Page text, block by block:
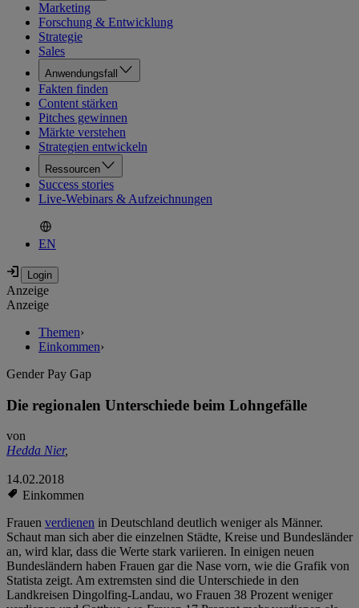
Marketing
Forschung & Entwicklung
Strategie
Sales
Anwendungsfall
Fakten finden
Content stärken
Pitches gewinnen
Märkte verstehen
Strategien entwickeln
Ressourcen
Success stories
Live-Webinars & Aufzeichnungen
EN
Anzeige
Anzeige
Themen›
Einkommen›
Gender Pay Gap
Die regionalen Unterschiede beim Lohngefälle
von
Hedda Nier,
14.02.2018
Einkommen
Frauen verdienen in Deutschland deutlich weniger als Männer.
Schaut man sich aber die einzelnen Städte, Kreise und Bundesländer
an, wird klar, dass die Werte stark variieren. In einigen neuen
Bundesländern haben Frauen gar die Nase vorn, wie die Grafik von
Statista zeigt. Am extremsten sind die Unterschiede in den
Landkreisen Dingolfing-Landau, wo Frauen 38 Prozent weniger